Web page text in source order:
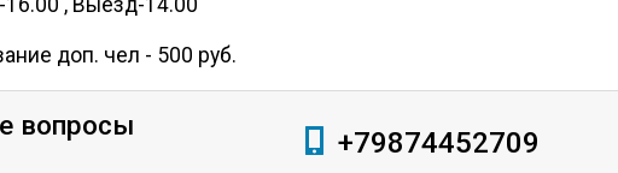
16.00 , Выезд-14.00
доп. чел - 500 руб.
вопросы
+79874452709